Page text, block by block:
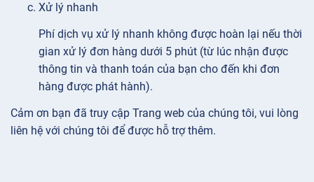
Xử lý nhanh
Phí dịch vụ xử lý nhanh không được hoàn lại nếu thời
gian xử lý đơn hàng dưới 5 phút (từ lúc nhận được
thông tin và thanh toán của bạn cho đến khi đơn
hàng được phát hành).
Cảm ơn bạn đã truy cập Trang web của chúng tôi, vui lòng
liên hệ với chúng tôi để được hỗ trợ thêm.